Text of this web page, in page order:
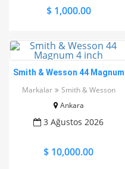
$ 1,000.00
Smith & Wesson 44 Magnum
Markalar
Smith & Wesson
Ankara
3 Ağustos 2026
$ 10,000.00